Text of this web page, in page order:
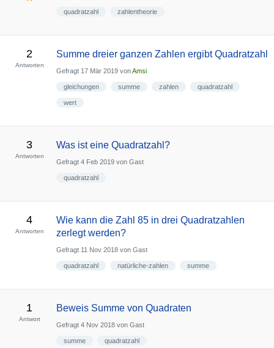
quadratzahl zahlentheorie
2
Antworten
Summe dreier ganzen Zahlen ergibt Quadratzahl
Gefragt 17 Mär 2019 vonAmsi
gleichungen summe zahlen quadratzahl
wert
3
Antworten
Was ist eine Quadratzahl?
Gefragt 4 Feb 2019 von Gast
quadratzahl
4
Antworten
Wie kann die Zahl 85 in drei Quadratzahlen
zerlegt werden?
Gefragt 11 Nov 2018 von Gast
quadratzahl natürliche-zahlen summe
1
Antwort
Beweis Summe von Quadraten
Gefragt 4 Nov 2018 von Gast
summe quadratzahl